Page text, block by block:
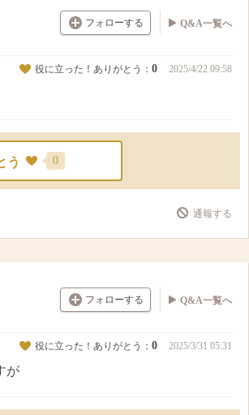
フォローする Q&A一覧へ
役に立った！ありがとう： 0 2025/4/22 09:58
う 0
通報する
フォローする Q&A一覧へ
役に立った！ありがとう： 0 2025/3/31 05:31
が